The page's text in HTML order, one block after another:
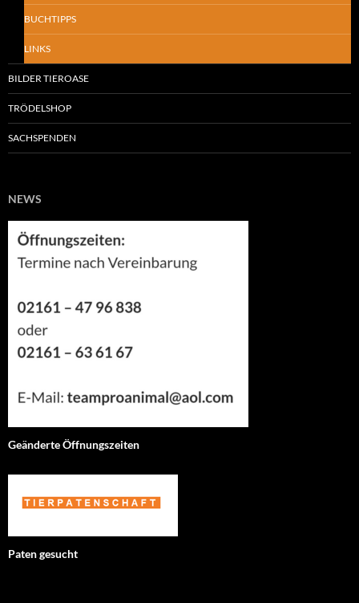
BUCHTIPPS
LINKS
BILDER TIEROASE
TRÖDELSHOP
SACHSPENDEN
NEWS
Geänderte Öffnungszeiten
Paten gesucht